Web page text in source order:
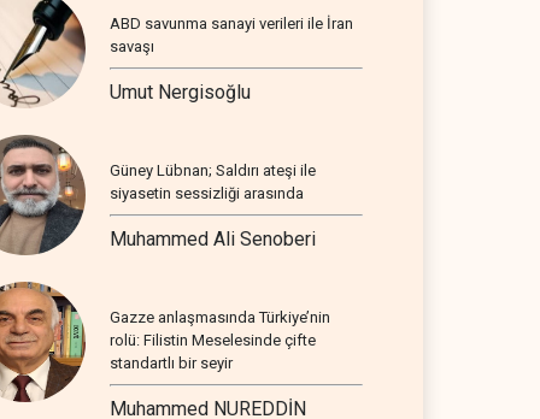
ABD savunma sanayi verileri ile İran
savaşı
Umut Nergisoğlu
Güney Lübnan; Saldırı ateşi ile
siyasetin sessizliği arasında
Muhammed Ali Senoberi
Gazze anlaşmasında Türkiye’nin
rolü: Filistin Meselesinde çifte
standartlı bir seyir
Muhammed NUREDDİN